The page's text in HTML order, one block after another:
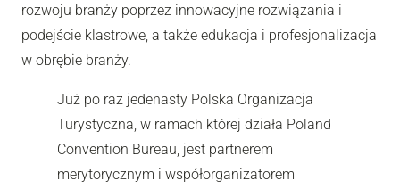
rozwoju branży poprzez innowacyjne rozwiązania i
podejście klastrowe, a także edukacja i profesjonalizacja
w obrębie branży.
Już po raz jedenasty Polska Organizacja
Turystyczna, w ramach której działa Poland
Convention Bureau, jest partnerem
merytorycznym i współorganizatorem